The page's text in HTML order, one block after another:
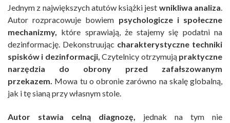
Jednym z największych atutów książki jest wnikliwa analiza.
Autor rozpracowuje bowiem psychologicze i społeczne
mechanizmy, które sprawiają, że stajemy się podatni na
dezinformację. Dekonstruując charakterystyczne techniki
spisków i dezinformacji, Czytelnicy otrzymująpraktyczne
narzędzia do obrony przed zafałszowanym
przekazem. Mowa tu o obronie zarówno na skalę globalną,
jak i tę sianą przy własnym stole.
Autor stawia celną diagnozę, jednak na tym nie